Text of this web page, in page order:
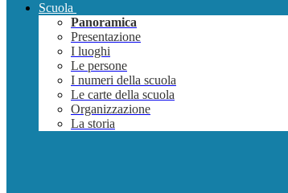
Scuola
Panoramica
Presentazione
I luoghi
Le persone
I numeri della scuola
Le carte della scuola
Organizzazione
La storia